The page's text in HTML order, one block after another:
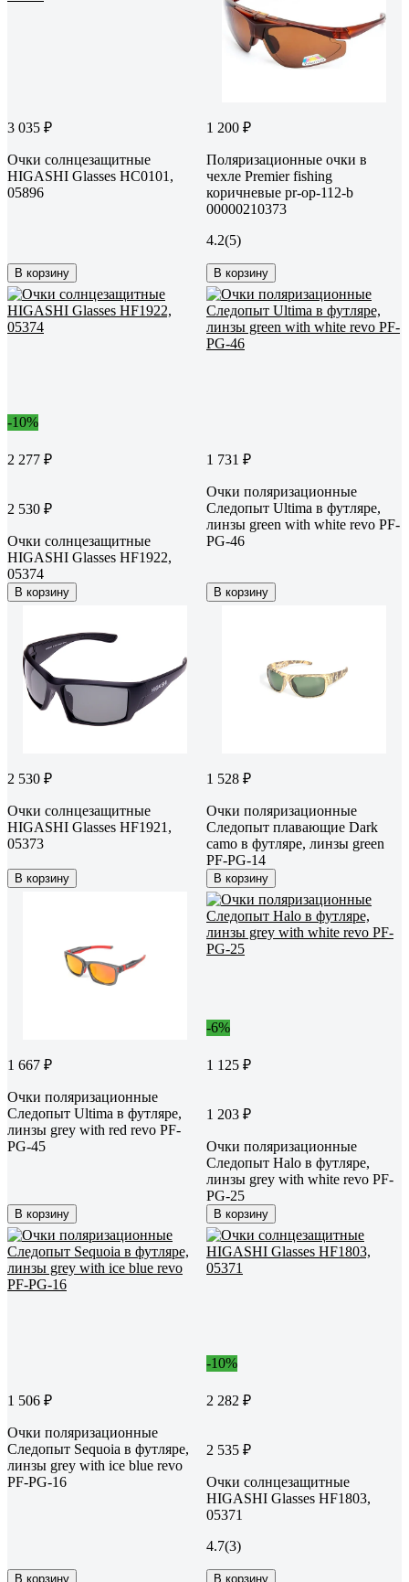
3 035 ₽
Очки солнцезащитные
HIGASHI Glasses HC0101,
05896
В корзину
1 200 ₽
Поляризационные очки в
чехле Premier fishing
коричневые pr-op-112-b
00000210373
4.2(5)
В корзину
-10%
2 277 ₽
2 530 ₽
Очки солнцезащитные
HIGASHI Glasses HF1922,
05374
В корзину
1 731 ₽
Очки поляризационные
Следопыт Ultima в футляре,
линзы green with white revo PF-
PG-46
В корзину
2 530 ₽
Очки солнцезащитные
HIGASHI Glasses HF1921,
05373
В корзину
1 528 ₽
Очки поляризационные
Следопыт плавающие Dark
camo в футляре, линзы green
PF-PG-14
В корзину
1 667 ₽
Очки поляризационные
Следопыт Ultima в футляре,
линзы grey with red revo PF-
PG-45
В корзину
-6%
1 125 ₽
1 203 ₽
Очки поляризационные
Следопыт Halo в футляре,
линзы grey with white revo PF-
PG-25
В корзину
1 506 ₽
Очки поляризационные
Следопыт Sequoia в футляре,
линзы grey with ice blue revo
PF-PG-16
В корзину
-10%
2 282 ₽
2 535 ₽
Очки солнцезащитные
HIGASHI Glasses HF1803,
05371
4.7(3)
В корзину